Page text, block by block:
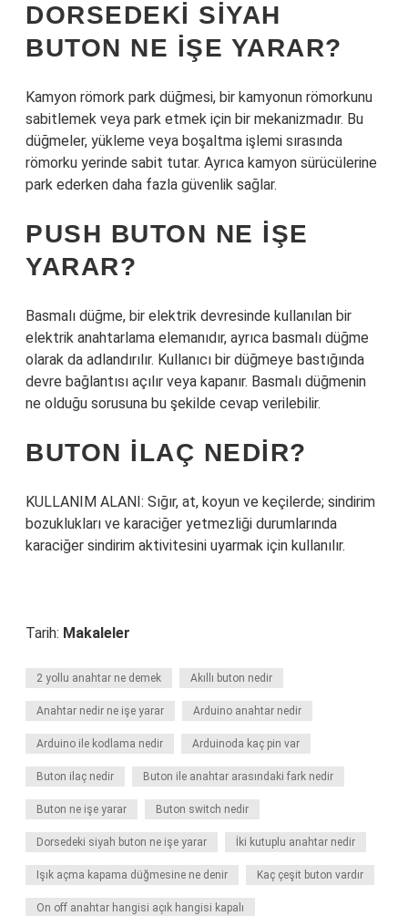
DORSEDEKI SIYAH
BUTON NE IŞE YARAR?
Kamyon römork park düğmesi, bir kamyonun römorkunu
sabitlemek veya park etmek için bir mekanizmadır. Bu
düğmeler, yükleme veya boşaltma işlemi sırasında
römorku yerinde sabit tutar. Ayrıca kamyon sürücülerine
park ederken daha fazla güvenlik sağlar.
PUSH BUTON NE IŞE
YARAR?
Basmalı düğme, bir elektrik devresinde kullanılan bir
elektrik anahtarlama elemanıdır, ayrıca basmalı düğme
olarak da adlandırılır. Kullanıcı bir düğmeye bastığında
devre bağlantısı açılır veya kapanır. Basmalı düğmenin
ne olduğu sorusuna bu şekilde cevap verilebilir.
BUTON ILAÇ NEDIR?
KULLANIM ALANI: Sığır, at, koyun ve keçilerde; sindirim
bozuklukları ve karaciğer yetmezliği durumlarında
karaciğer sindirim aktivitesini uyarmak için kullanılır.
Tarih: Makaleler
2 yollu anahtar ne demek Akıllı buton nedir
Anahtar nedir ne işe yarar Arduino anahtar nedir
Arduino ile kodlama nedir Arduinoda kaç pin var
Buton ilaç nedir Buton ile anahtar arasındaki fark nedir
Buton ne işe yarar Buton switch nedir
Dorsedeki siyah buton ne işe yarar İki kutuplu anahtar nedir
Işık açma kapama düğmesine ne denir Kaç çeşit buton vardır
On off anahtar hangisi açık hangisi kapalı